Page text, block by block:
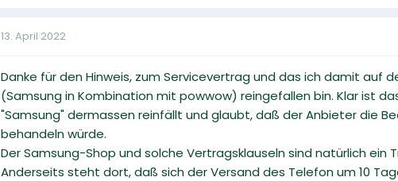
13. April 2022
Danke für den Hinweis, zum Servicevertrag und das ich damit
(Samsung in Kombination mit powwow) reingefallen bin. Klar ist
"Samsung" dermassen reinfällt und glaubt, daß der Anbieter die
behandeln würde.
Der Samsung-Shop und solche Vertragsklauseln sind natürlich ein
Anderseits steht dort, daß sich der Versand des Telefon um 10